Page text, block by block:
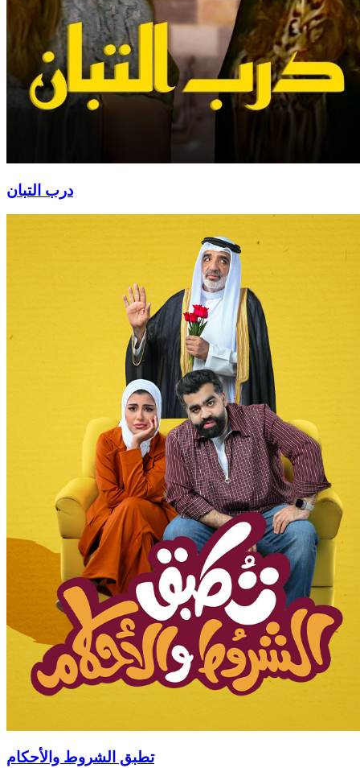
درب التبان
تطبق الشروط والأحكام